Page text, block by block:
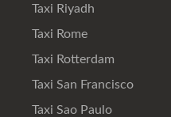
Taxi Riyadh
Taxi Rome
Taxi Rotterdam
Taxi San Francisco
Taxi Sao Paulo